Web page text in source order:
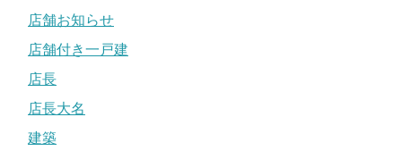
店舗お知らせ
店舗付き一戸建
店長
店長大名
建築